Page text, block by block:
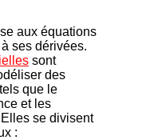
aux équations
ses dérivées.
sont
des
que le
et les
se divisent
: